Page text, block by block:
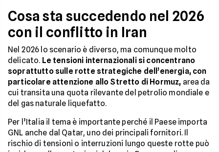
Cosa sta succedendo nel 2026
con il conflitto in Iran
Nel 2026 lo scenario è diverso, ma comunque molto
delicato. Le tensioni internazionali si concentrano
soprattutto sulle rotte strategiche dell’energia, con
particolare attenzione allo Stretto di Hormuz, area da
cui transita una quota rilevante del petrolio mondiale e
del gas naturale liquefatto.
Per l’Italia il tema è importante perché il Paese importa
GNL anche dal Qatar, uno dei principali fornitori. Il
rischio di tensioni o interruzioni lungo queste rotte può